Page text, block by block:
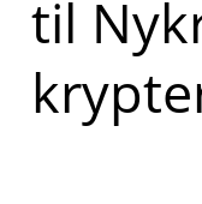
til